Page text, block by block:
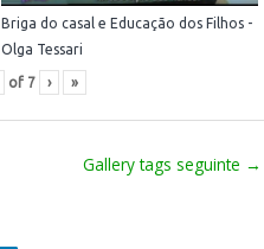
Briga do casal e Educação dos Filhos -
Olga Tessari
of 7 › »
Gallery tags seguinte →